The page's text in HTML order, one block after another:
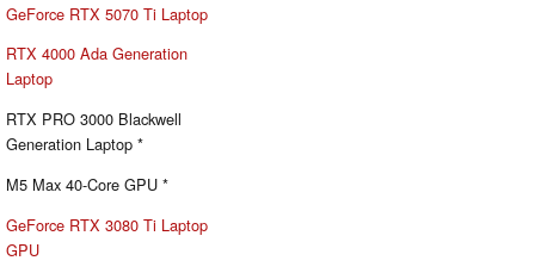
GeForce RTX 5070 Ti Laptop
RTX 4000 Ada Generation
Laptop
RTX PRO 3000 Blackwell
Generation Laptop *
M5 Max 40-Core GPU *
GeForce RTX 3080 Ti Laptop
GPU